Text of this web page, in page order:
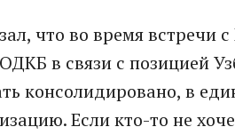
что во время встречи
в связи с позицией
консолидировано, в
Если кто-то не